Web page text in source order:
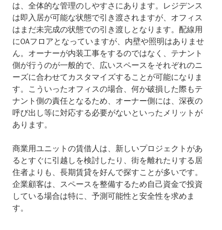
は、全体的な管理のしやすさにあります。レジデンス
は即入居が可能な状態で引き渡されますが、オフィス
はまだ未完成の状態での引き渡しとなります。配線用
にOAフロアとなっていますが、内壁や照明はありませ
ん。オーナーが内装工事をするのではなく、テナント
側が行うのが一般的で、広いスペースをそれぞれのニ
ーズに合わせてカスタマイズすることが可能になりま
す。こういったオフィスの場合、何か破損した際もテ
ナント側の責任となるため、オーナー側には、深夜の
呼び出し等に対応する必要がないといったメリットが
あります。
商業用ユニットの賃借人は、新しいプロジェクトがあ
るとすぐに引越しを検討したり、街を離れたりする居
住者よりも、長期賃貸を好んで探すことが多いです。
企業顧客は、スペースを整備するため自己資金で投資
している場合は特に、予測可能性と安全性を求めま
す。